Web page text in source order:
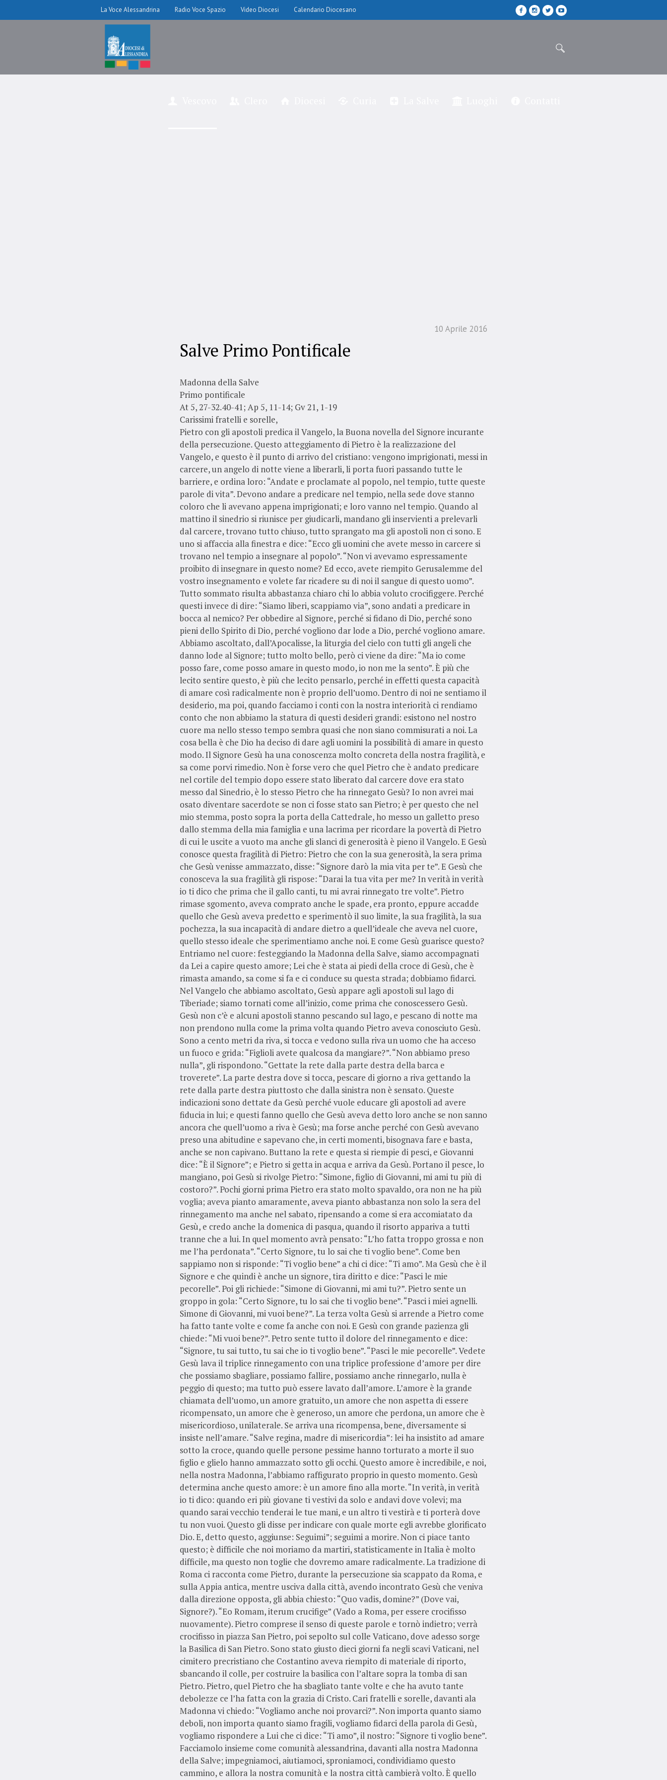
La Voce Alessandrina Radio Voce Spazio Video Diocesi Calendario Diocesano
10 Aprile 2016
Salve Primo Pontificale
Madonna della Salve
Primo pontificale
At 5, 27-32.40-41; Ap 5, 11-14; Gv 21, 1-19
Carissimi fratelli e sorelle,
Pietro con gli apostoli predica il Vangelo, la Buona novella del Signore incurante
della persecuzione. Questo atteggiamento di Pietro è la realizzazione del
Vangelo, e questo è il punto di arrivo del cristiano: vengono imprigionati, messi in
carcere, un angelo di notte viene a liberarli, li porta fuori passando tutte le
barriere, e ordina loro: “Andate e proclamate al popolo, nel tempio, tutte queste
parole di vita”. Devono andare a predicare nel tempio, nella sede dove stanno
coloro che li avevano appena imprigionati; e loro vanno nel tempio. Quando al
mattino il sinedrio si riunisce per giudicarli, mandano gli inservienti a prelevarli
dal carcere, trovano tutto chiuso, tutto sprangato ma gli apostoli non ci sono. E
uno si affaccia alla finestra e dice: “Ecco gli uomini che avete messo in carcere si
trovano nel tempio a insegnare al popolo”. “Non vi avevamo espressamente
proibito di insegnare in questo nome? Ed ecco, avete riempito Gerusalemme del
vostro insegnamento e volete far ricadere su di noi il sangue di questo uomo”.
Tutto sommato risulta abbastanza chiaro chi lo abbia voluto crocifiggere. Perché
questi invece di dire: “Siamo liberi, scappiamo via”, sono andati a predicare in
bocca al nemico? Per obbedire al Signore, perché si fidano di Dio, perché sono
pieni dello Spirito di Dio, perché vogliono dar lode a Dio, perché vogliono amare.
Abbiamo ascoltato, dall’Apocalisse, la liturgia del cielo con tutti gli angeli che
danno lode al Signore; tutto molto bello, però ci viene da dire: “Ma io come
posso fare, come posso amare in questo modo, io non me la sento”. È più che
lecito sentire questo, è più che lecito pensarlo, perché in effetti questa capacità
di amare così radicalmente non è proprio dell’uomo. Dentro di noi ne sentiamo il
desiderio, ma poi, quando facciamo i conti con la nostra interiorità ci rendiamo
conto che non abbiamo la statura di questi desideri grandi: esistono nel nostro
cuore ma nello stesso tempo sembra quasi che non siano commisurati a noi. La
cosa bella è che Dio ha deciso di dare agli uomini la possibilità di amare in questo
modo. Il Signore Gesù ha una conoscenza molto concreta della nostra fragilità, e
sa come porvi rimedio. Non è forse vero che quel Pietro che è andato predicare
nel cortile del tempio dopo essere stato liberato dal carcere dove era stato
messo dal Sinedrio, è lo stesso Pietro che ha rinnegato Gesù? Io non avrei mai
osato diventare sacerdote se non ci fosse stato san Pietro; è per questo che nel
mio stemma, posto sopra la porta della Cattedrale, ho messo un galletto preso
dallo stemma della mia famiglia e una lacrima per ricordare la povertà di Pietro
di cui le uscite a vuoto ma anche gli slanci di generosità è pieno il Vangelo. E Gesù
conosce questa fragilità di Pietro: Pietro che con la sua generosità, la sera prima
che Gesù venisse ammazzato, disse: “Signore darò la mia vita per te”. E Gesù che
conosceva la sua fragilità gli rispose: “Darai la tua vita per me? In verità in verità
io ti dico che prima che il gallo canti, tu mi avrai rinnegato tre volte”. Pietro
rimase sgomento, aveva comprato anche le spade, era pronto, eppure accadde
quello che Gesù aveva predetto e sperimentò il suo limite, la sua fragilità, la sua
pochezza, la sua incapacità di andare dietro a quell’ideale che aveva nel cuore,
quello stesso ideale che sperimentiamo anche noi. E come Gesù guarisce questo?
Entriamo nel cuore: festeggiando la Madonna della Salve, siamo accompagnati
da Lei a capire questo amore; Lei che è stata ai piedi della croce di Gesù, che è
rimasta amando, sa come si fa e ci conduce su questa strada; dobbiamo fidarci.
Nel Vangelo che abbiamo ascoltato, Gesù appare agli apostoli sul lago di
Tiberiade; siamo tornati come all’inizio, come prima che conoscessero Gesù.
Gesù non c’è e alcuni apostoli stanno pescando sul lago, e pescano di notte ma
non prendono nulla come la prima volta quando Pietro aveva conosciuto Gesù.
Sono a cento metri da riva, si tocca e vedono sulla riva un uomo che ha acceso
un fuoco e grida: “Figlioli avete qualcosa da mangiare?”. “Non abbiamo preso
nulla”, gli rispondono. “Gettate la rete dalla parte destra della barca e
troverete”. La parte destra dove si tocca, pescare di giorno a riva gettando la
rete dalla parte destra piuttosto che dalla sinistra non è sensato. Queste
indicazioni sono dettate da Gesù perché vuole educare gli apostoli ad avere
fiducia in lui; e questi fanno quello che Gesù aveva detto loro anche se non sanno
ancora che quell’uomo a riva è Gesù; ma forse anche perché con Gesù avevano
preso una abitudine e sapevano che, in certi momenti, bisognava fare e basta,
anche se non capivano. Buttano la rete e questa si riempie di pesci, e Giovanni
dice: “È il Signore”; e Pietro si getta in acqua e arriva da Gesù. Portano il pesce, lo
mangiano, poi Gesù si rivolge Pietro: “Simone, figlio di Giovanni, mi ami tu più di
costoro?”. Pochi giorni prima Pietro era stato molto spavaldo, ora non ne ha più
voglia; aveva pianto amaramente, aveva pianto abbastanza non solo la sera del
rinnegamento ma anche nel sabato, ripensando a come si era accomiatato da
Gesù, e credo anche la domenica di pasqua, quando il risorto appariva a tutti
tranne che a lui. In quel momento avrà pensato: “L’ho fatta troppo grossa e non
me l’ha perdonata”. “Certo Signore, tu lo sai che ti voglio bene”. Come ben
sappiamo non si risponde: “Ti voglio bene” a chi ci dice: “Ti amo”. Ma Gesù che è il
Signore e che quindi è anche un signore, tira diritto e dice: “Pasci le mie
pecorelle”. Poi gli richiede: “Simone di Giovanni, mi ami tu?”. Pietro sente un
groppo in gola: “Certo Signore, tu lo sai che ti voglio bene”. “Pasci i miei agnelli.
Simone di Giovanni, mi vuoi bene?”. La terza volta Gesù si arrende a Pietro come
ha fatto tante volte e come fa anche con noi. E Gesù con grande pazienza gli
chiede: “Mi vuoi bene?”. Petro sente tutto il dolore del rinnegamento e dice:
“Signore, tu sai tutto, tu sai che io ti voglio bene”. “Pasci le mie pecorelle”. Vedete
Gesù lava il triplice rinnegamento con una triplice professione d’amore per dire
che possiamo sbagliare, possiamo fallire, possiamo anche rinnegarlo, nulla è
peggio di questo; ma tutto può essere lavato dall’amore. L’amore è la grande
chiamata dell’uomo, un amore gratuito, un amore che non aspetta di essere
ricompensato, un amore che è generoso, un amore che perdona, un amore che è
misericordioso, unilaterale. Se arriva una ricompensa, bene, diversamente si
insiste nell’amare. “Salve regina, madre di misericordia”: lei ha insistito ad amare
sotto la croce, quando quelle persone pessime hanno torturato a morte il suo
figlio e glielo hanno ammazzato sotto gli occhi. Questo amore è incredibile, e noi,
nella nostra Madonna, l’abbiamo raffigurato proprio in questo momento. Gesù
determina anche questo amore: è un amore fino alla morte. “In verità, in verità
io ti dico: quando eri più giovane ti vestivi da solo e andavi dove volevi; ma
quando sarai vecchio tenderai le tue mani, e un altro ti vestirà e ti porterà dove
tu non vuoi. Questo gli disse per indicare con quale morte egli avrebbe glorificato
Dio. E, detto questo, aggiunse: Seguimi”; seguimi a morire. Non ci piace tanto
questo; è difficile che noi moriamo da martiri, statisticamente in Italia è molto
difficile, ma questo non toglie che dovremo amare radicalmente. La tradizione di
Roma ci racconta come Pietro, durante la persecuzione sia scappato da Roma, e
sulla Appia antica, mentre usciva dalla città, avendo incontrato Gesù che veniva
dalla direzione opposta, gli abbia chiesto: “Quo vadis, domine?” (Dove vai,
Signore?). “Eo Romam, iterum crucifige” (Vado a Roma, per essere crocifisso
nuovamente). Pietro comprese il senso di queste parole e tornò indietro; verrà
crocifisso in piazza San Pietro, poi sepolto sul colle Vaticano, dove adesso sorge
la Basilica di San Pietro. Sono stato giusto dieci giorni fa negli scavi Vaticani, nel
cimitero precristiano che Costantino aveva riempito di materiale di riporto,
sbancando il colle, per costruire la basilica con l’altare sopra la tomba di san
Pietro. Pietro, quel Pietro che ha sbagliato tante volte e che ha avuto tante
debolezze ce l’ha fatta con la grazia di Cristo. Cari fratelli e sorelle, davanti ala
Madonna vi chiedo: “Vogliamo anche noi provarci?”. Non importa quanto siamo
deboli, non importa quanto siamo fragili, vogliamo fidarci della parola di Gesù,
vogliamo rispondere a Lui che ci dice: “Ti amo”, il nostro: “Signore ti voglio bene”.
Facciamolo insieme come comunità alessandrina, davanti alla nostra Madonna
della Salve; impegniamoci, aiutiamoci, sproniamoci, condividiamo questo
cammino, e allora la nostra comunità e la nostra città cambierà volto. È quello